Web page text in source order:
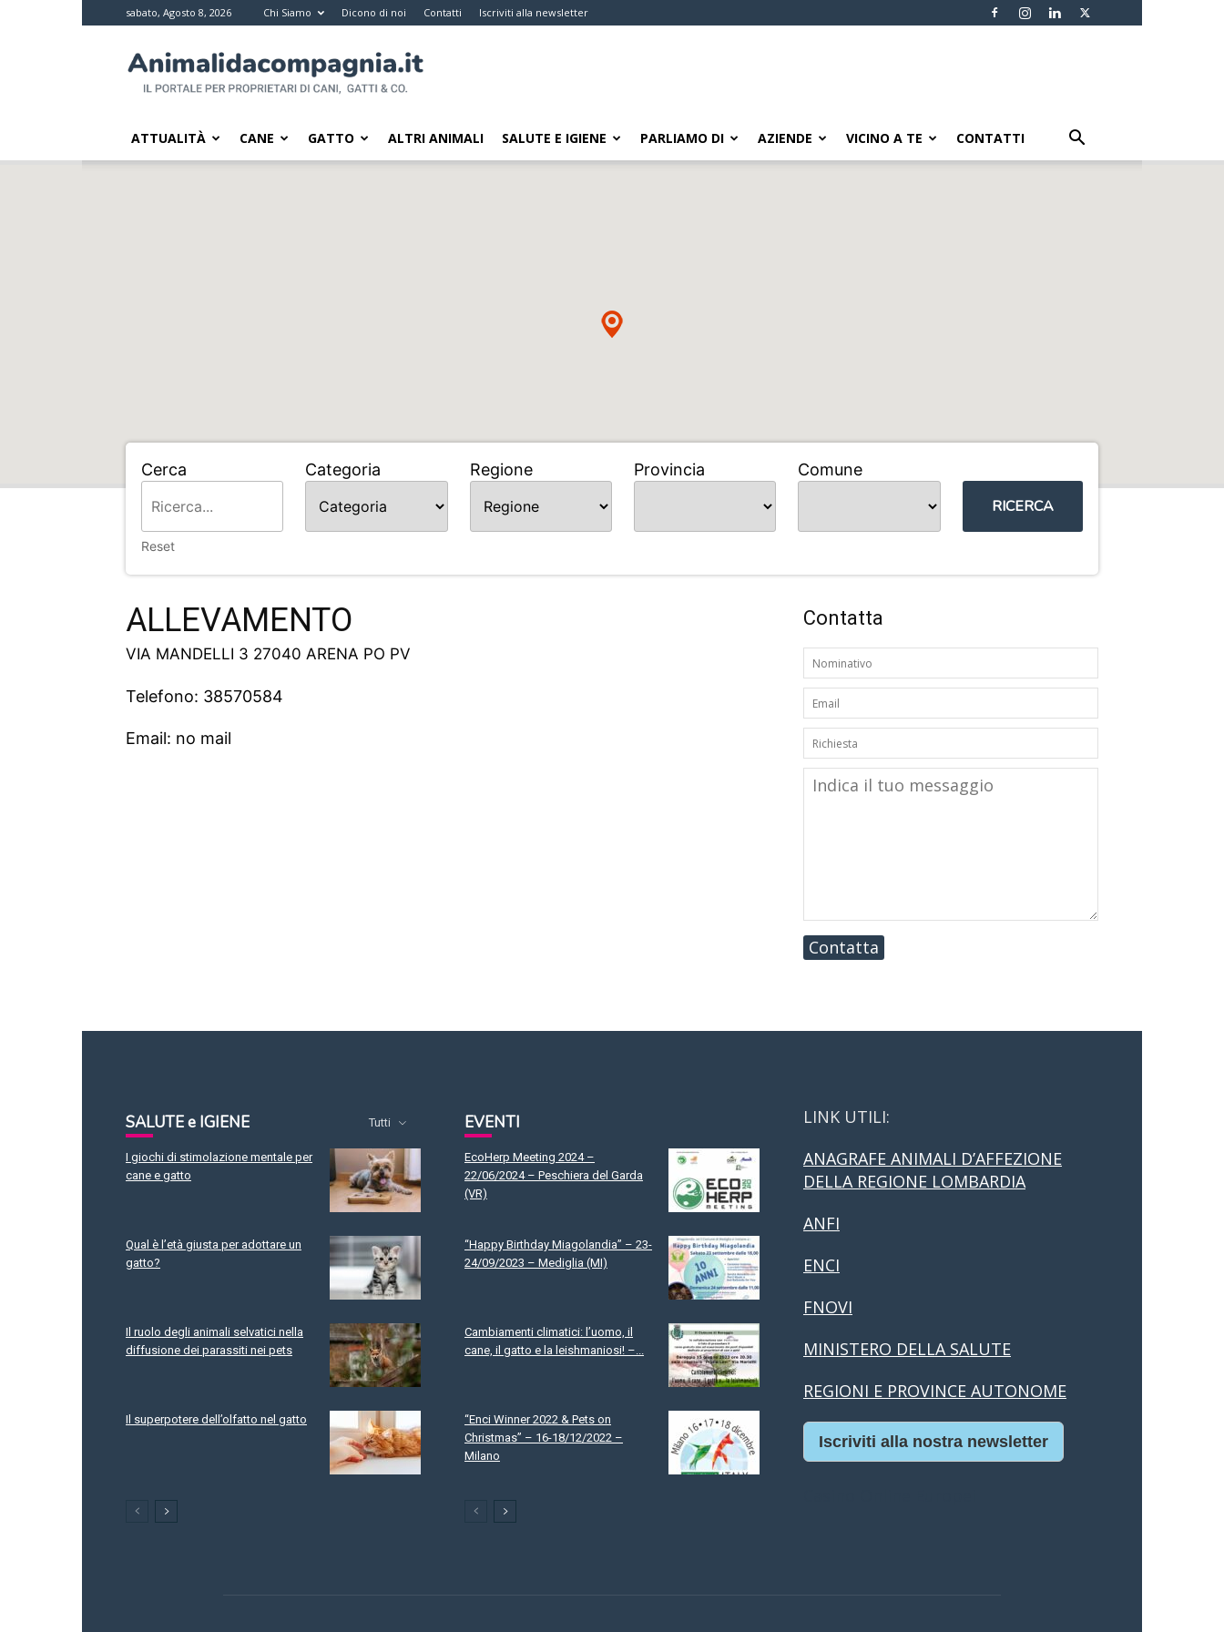
sabato, Agosto 8, 2026 Chi Siamo Dicono di noi Contatti Iscriviti alla newsletter
da
compagnia
Il
ATTUALITÀ CANE GATTO ALTRI ANIMALI SALUTE E IGIENE PARLIAMO DI AZIENDE VICINO A TE CONTATTI
Cerca Categoria Regione Provincia Comune
RICERCA
Reset
Home ALLEVAMENTO
ALLEVAMENTO
VIA MANDELLI 3 27040 ARENA PO PV
Telefono: 38570584
Email: no mail
Contatta
Contatta
SALUTE e IGIENE Tutti
I giochi di stimolazione mentale per
cane e gatto
Qual è l’età giusta per adottare un
gatto?
Il ruolo degli animali selvatici nella
diffusione dei parassiti nei pets
Il superpotere dell’olfatto nel gatto
EVENTI
EcoHerp Meeting 2024 –
22/06/2024 – Peschiera del Garda
(VR)
“Happy Birthday Miagolandia” – 23-
24/09/2023 – Mediglia (MI)
Cambiamenti climatici: l’uomo, il
cane, il gatto e la leishmaniosi! –...
“Enci Winner 2022 & Pets on
Christmas” – 16-18/12/2022 –
Milano
LINK UTILI:
ANAGRAFE ANIMALI D’AFFEZIONE
DELLA REGIONE LOMBARDIA
ANFI
ENCI
FNOVI
MINISTERO DELLA SALUTE
REGIONI E PROVINCE AUTONOME
Iscriviti alla nostra newsletter